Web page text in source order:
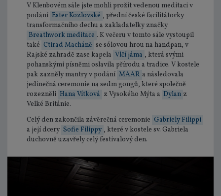
V Klenbovém sále jste mohli prožít vedenou meditaci v
podání Ester Kozlovské , přední české facilitátorky
transformačního dechu a zakladatelky značky
Breathwork meditace . K večeru v tomto sále vystoupil
také Ctirad Macháně se sólovou hrou na handpan, v
Rajské zahradě zase kapela Vlčí jáma , která svými
pohanskými písněmi oslavila přírodu a tradice. V kostele
pak zazněly mantry v podání MAAR a následovala
jedinečná ceremonie na sedm gongů, které společně
rozezněli Hana Vítková z Vysokého Mýta a Dylan z
Velké Británie.
Celý den zakončila závěrečná ceremonie Gabriely Filippi
a její dcery Sofie Filippy , které v kostele sv. Gabriela
duchovně uzavřely celý festivalový den.